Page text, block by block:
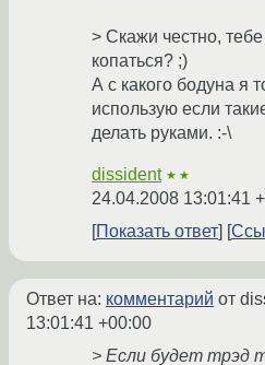
> Скажи честно,
копаться? ;)
А с какого бодуна я
использую если
делать руками. :-\
dissident ★★
24.04.2008 13:01:41
Показать ответ
Ответ на: комментарий от
13:01:41 +00:00
> Если будет трэд